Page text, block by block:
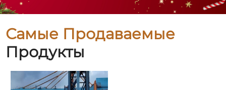
Самые Продаваемые
Продукты